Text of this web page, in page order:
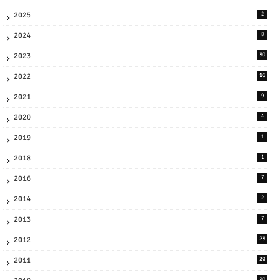
2025 2
2024 8
2023 30
2022 16
2021 9
2020 4
2019 1
2018 1
2016 7
2014 2
2013 7
2012 23
2011 29